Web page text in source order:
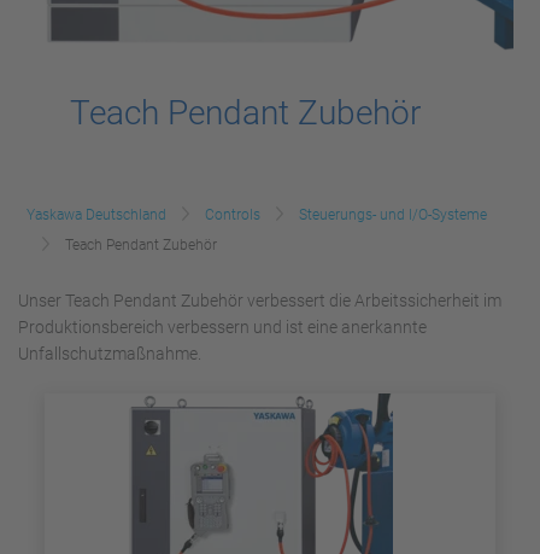
Teach Pendant Zubehör
Yaskawa Deutschland Controls
Steuerungs- und I/O-Systeme
Teach Pendant Zubehör
Unser Teach Pendant Zubehör verbessert die Arbeitssicherheit im
Produktionsbereich verbessern und ist eine anerkannte
Unfallschutzmaßnahme.